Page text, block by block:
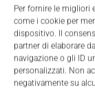
Per fornire le migliori
come i cookie per
dispositivo. Il
partner di elaborare
navigazione o gli ID
personalizzati. Non
negativamente su
Applicazioni
Il Gruppo
Personal
La Redazione - 3